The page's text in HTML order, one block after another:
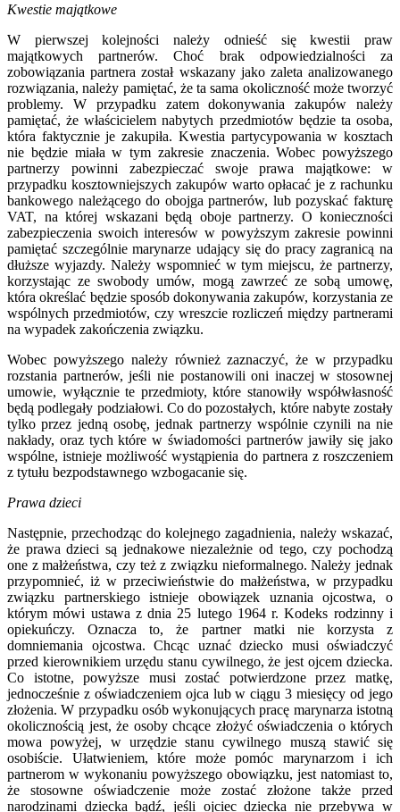
Kwestie majątkowe
W pierwszej kolejności należy odnieść się kwestii praw
majątkowych partnerów. Choć brak odpowiedzialności za
zobowiązania partnera został wskazany jako zaleta analizowanego
rozwiązania, należy pamiętać, że ta sama okoliczność może tworzyć
problemy. W przypadku zatem dokonywania zakupów należy
pamiętać, że właścicielem nabytych przedmiotów będzie ta osoba,
która faktycznie je zakupiła. Kwestia partycypowania w kosztach
nie będzie miała w tym zakresie znaczenia. Wobec powyższego
partnerzy powinni zabezpieczać swoje prawa majątkowe: w
przypadku kosztowniejszych zakupów warto opłacać je z rachunku
bankowego należącego do obojga partnerów, lub pozyskać fakturę
VAT, na której wskazani będą oboje partnerzy. O konieczności
zabezpieczenia swoich interesów w powyższym zakresie powinni
pamiętać szczególnie marynarze udający się do pracy zagranicą na
dłuższe wyjazdy. Należy wspomnieć w tym miejscu, że partnerzy,
korzystając ze swobody umów, mogą zawrzeć ze sobą umowę,
która określać będzie sposób dokonywania zakupów, korzystania ze
wspólnych przedmiotów, czy wreszcie rozliczeń między partnerami
na wypadek zakończenia związku.
Wobec powyższego należy również zaznaczyć, że w przypadku
rozstania partnerów, jeśli nie postanowili oni inaczej w stosownej
umowie, wyłącznie te przedmioty, które stanowiły współwłasność
będą podlegały podziałowi. Co do pozostałych, które nabyte zostały
tylko przez jedną osobę, jednak partnerzy wspólnie czynili na nie
nakłady, oraz tych które w świadomości partnerów jawiły się jako
wspólne, istnieje możliwość wystąpienia do partnera z roszczeniem
z tytułu bezpodstawnego wzbogacanie się.
Prawa dzieci
Następnie, przechodząc do kolejnego zagadnienia, należy wskazać,
że prawa dzieci są jednakowe niezależnie od tego, czy pochodzą
one z małżeństwa, czy też z związku nieformalnego. Należy jednak
przypomnieć, iż w przeciwieństwie do małżeństwa, w przypadku
związku partnerskiego istnieje obowiązek uznania ojcostwa, o
którym mówi ustawa z dnia 25 lutego 1964 r. Kodeks rodzinny i
opiekuńczy. Oznacza to, że partner matki nie korzysta z
domniemania ojcostwa. Chcąc uznać dziecko musi oświadczyć
przed kierownikiem urzędu stanu cywilnego, że jest ojcem dziecka.
Co istotne, powyższe musi zostać potwierdzone przez matkę,
jednocześnie z oświadczeniem ojca lub w ciągu 3 miesięcy od jego
złożenia. W przypadku osób wykonujących pracę marynarza istotną
okolicznością jest, że osoby chcące złożyć oświadczenia o których
mowa powyżej, w urzędzie stanu cywilnego muszą stawić się
osobiście. Ułatwieniem, które może pomóc marynarzom i ich
partnerom w wykonaniu powyższego obowiązku, jest natomiast to,
że stosowne oświadczenie może zostać złożone także przed
narodzinami dziecka bądź, jeśli ojciec dziecka nie przebywa w